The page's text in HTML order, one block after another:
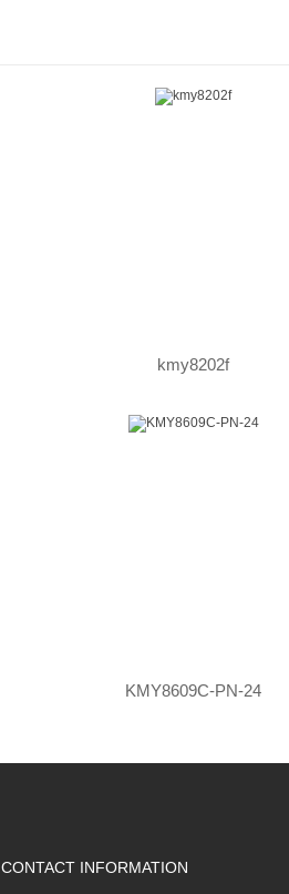
kmy8202f
KMY8609C-PN-24
CONTACT INFORMATION